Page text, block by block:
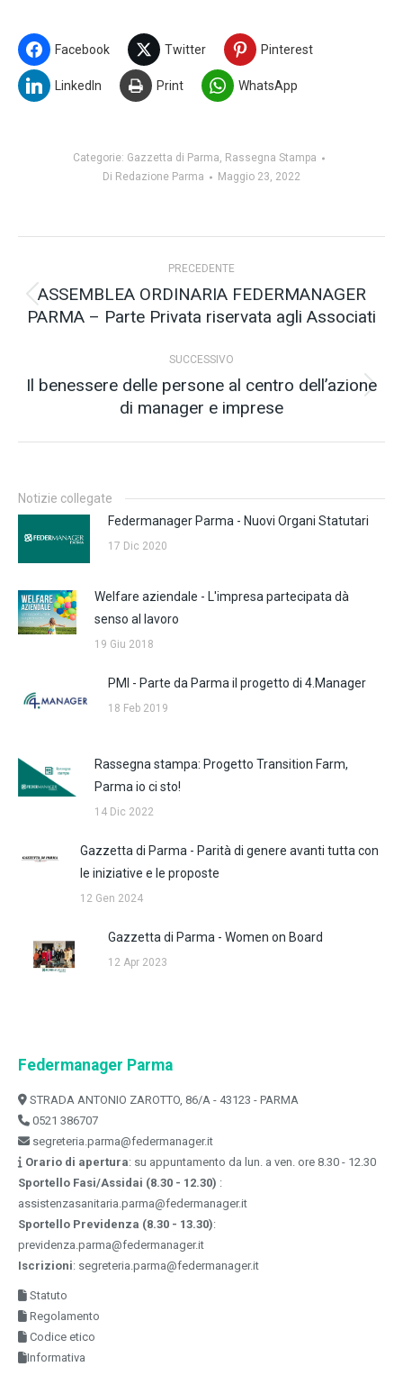
Facebook Twitter Pinterest
LinkedIn Print WhatsApp
Categorie: Gazzetta di Parma, Rassegna Stampa
Di Redazione Parma Maggio 23, 2022
tra
post
PRECEDENTE
Post
precedente:
ASSEMBLEA ORDINARIA FEDERMANAGER
PARMA – Parte Privata riservata agli Associati
SUCCESSIVO
Prossimo
post:
Il benessere delle persone al centro dell’azione
di manager e imprese
Notizie collegate
Federmanager Parma - Nuovi Organi Statutari
17 Dic 2020
Welfare aziendale - L'impresa partecipata dà
senso al lavoro
19 Giu 2018
PMI - Parte da Parma il progetto di 4.Manager
18 Feb 2019
Rassegna stampa: Progetto Transition Farm,
Parma io ci sto!
14 Dic 2022
Gazzetta di Parma - Parità di genere avanti tutta con
le iniziative e le proposte
12 Gen 2024
Gazzetta di Parma - Women on Board
12 Apr 2023
Federmanager Parma
STRADA ANTONIO ZAROTTO, 86/A - 43123 - PARMA
0521 386707
segreteria.parma@federmanager.it
Orario di apertura: su appuntamento da lun. a ven. ore 8.30 - 12.30
Sportello Fasi/Assidai (8.30 - 12.30) :
assistenzasanitaria.parma@federmanager.it
Sportello Previdenza (8.30 - 13.30):
previdenza.parma@federmanager.it
Iscrizioni: segreteria.parma@federmanager.it
Statuto
Regolamento
Codice etico
Informativa